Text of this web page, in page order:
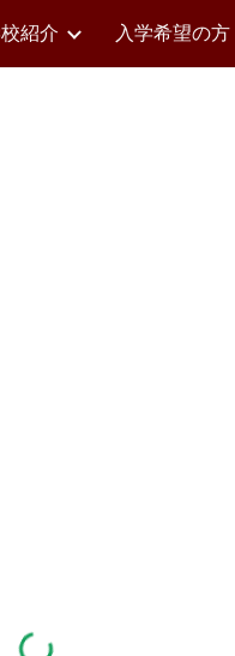
Skip
紹介 入学希望の方